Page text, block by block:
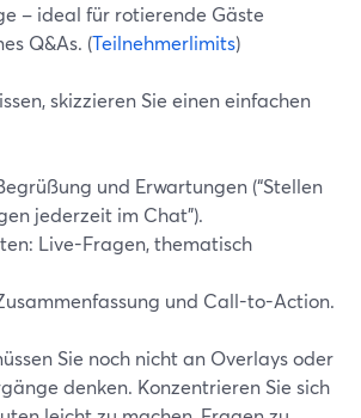
– ideal für rotierende Gäste
Q&As. (Teilnehmerlimits)
skizzieren Sie einen einfachen
und Erwartungen (“Stellen
jederzeit im Chat”).
Live-Fragen, thematisch
und Call-to-Action.
Sie noch nicht an Overlays oder
denken. Konzentrieren Sie sich